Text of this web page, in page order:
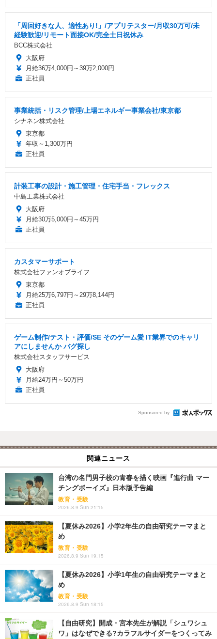
「周回好きな人、適性あり!」/アプリテスター/月収30万可/未
経験歓迎/リモート面接OK/完全土日祝休み
BCC株式会社
大阪府
月給36万4,000円～39万2,000円
正社員
事業統括・リスク管理/上場エネルギー事業会社/東京都
シナネン株式会社
東京都
年収～1,300万円
正社員
計装工事の設計・施工管理・住宅手当・フレックス
中島工業株式会社
大阪府
月給30万5,000円～45万円
正社員
カスタマーサポート
株式会社ファンオブライフ
東京都
月給25万6,797円～29万8,144円
正社員
ゲーム制作/テスト・評価/SE そのゲーム愛 IT業界でのキャリ
アにしませんか バグ探し
株式会社スタッフサービス
大阪府
月給24万円～50万円
正社員
Sponsored by
関連ニュース
台湾の名門男子校の青春を描く映画『進行曲 マー
チングボーイズ』日本版予告編
教育・受験
2026.8.9 Sun 21:15
【夏休み2026】小学2年生の自由研究テーマまと
め
教育・受験
2026.8.9 Sun 19:15
【夏休み2026】小学1年生の自由研究テーマまと
め
教育・受験
2026.8.9 Sun 18:15
【自由研究】開成・宮本先生が解説「シュワシュ
ワ」はなぜできる?カラフルサイダーをつくってみ